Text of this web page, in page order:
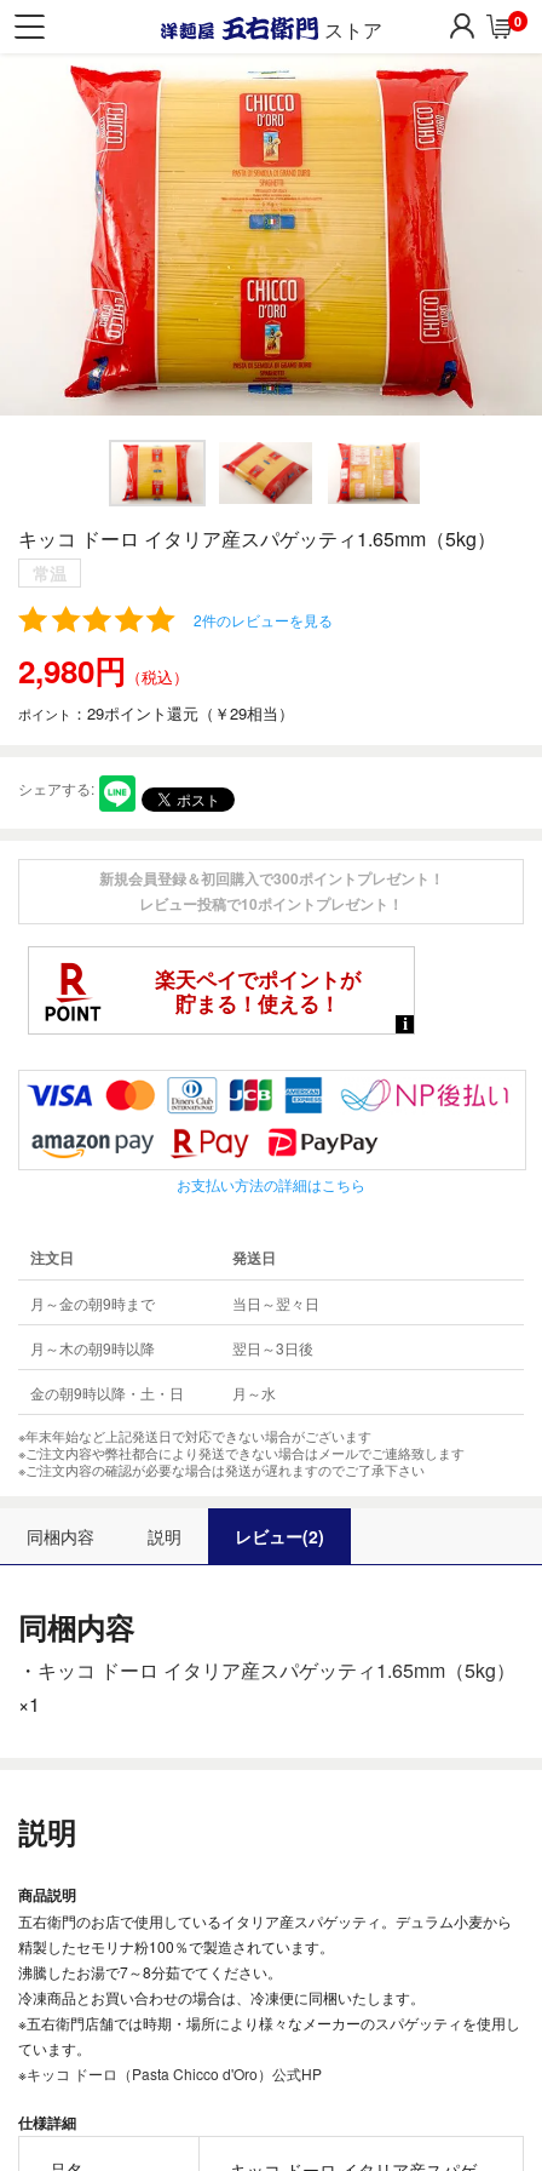
ストア 0
キッコ ドーロ イタリア産スパゲッティ1.65mm（5kg）
2件のレビューを見る
2,980円 （税込）
ポイント ：29ポイント還元（￥29相当）
シェアする:
新規会員登録＆初回購入で300ポイントプレゼント！
レビュー投稿で10ポイントプレゼント！
お支払い方法の詳細はこちら
注文日 発送日
月～金の朝9時まで 当日～翌々日
月～木の朝9時以降 翌日～3日後
金の朝9時以降・土・日 月～水
※年末年始など上記発送日で対応できない場合がございます
※ご注文内容や弊社都合により発送できない場合はメールでご連絡致します
※ご注文内容の確認が必要な場合は発送が遅れますのでご了承下さい
同梱内容 説明 レビュー(2)
同梱内容
・ キッコ ドーロ イタリア産スパゲッティ1.65mm（5kg）
×1
説明
商品説明
五右衛門のお店で使用しているイタリア産スパゲッティ。デュラム小麦から
精製したセモリナ粉100％で製造されています。
沸騰したお湯で7～8分茹でてください。
冷凍商品とお買い合わせの場合は、冷凍便に同梱いたします。
※五右衛門店舗では時期・場所により様々なメーカーのスパゲッティを使用し
ています。
※キッコ ドーロ（Pasta Chicco d'Oro）公式HP
仕様詳細